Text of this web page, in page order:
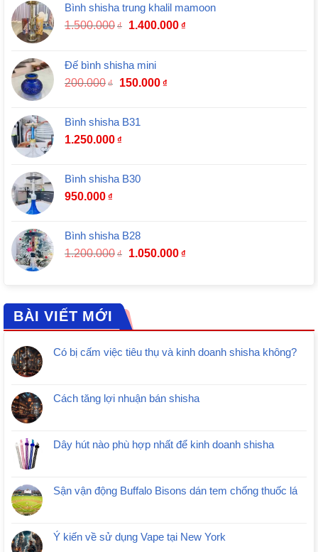
Bình shisha trung khalil mamoon
1.500.000 ₫ 1.400.000 ₫
Đế bình shisha mini
200.000 ₫ 150.000 ₫
Bình shisha B31
1.250.000 ₫
Bình shisha B30
950.000 ₫
Bình shisha B28
1.200.000 ₫ 1.050.000 ₫
BÀI VIẾT MỚI
Có bị cấm việc tiêu thụ và kinh doanh shisha không?
Cách tăng lợi nhuận bán shisha
Dây hút nào phù hợp nhất để kinh doanh shisha
Sận vận động Buffalo Bisons dán tem chống thuốc lá
Ý kiến về sử dụng Vape tại New York